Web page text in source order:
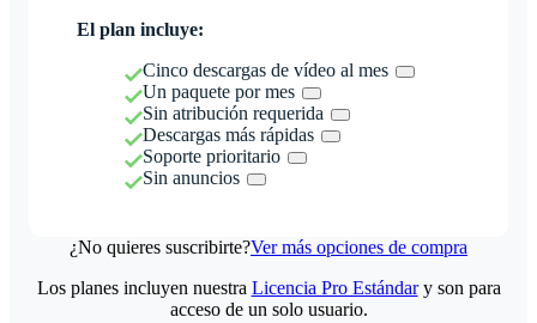
El plan incluye:
Cinco descargas de vídeo al mes
Un paquete por mes
Sin atribución requerida
Descargas más rápidas
Soporte prioritario
Sin anuncios
¿No quieres suscribirte?Ver más opciones de compra
Los planes incluyen nuestra Licencia Pro Estándary son para
acceso de un solo usuario.